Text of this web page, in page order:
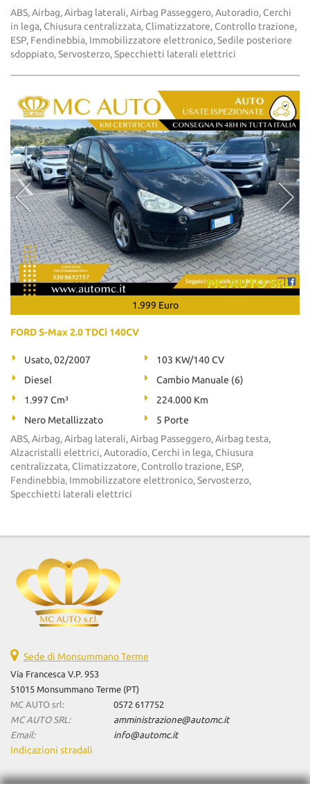
ABS, Airbag, Airbag laterali, Airbag Passeggero, Autoradio, Cerchi
in lega, Chiusura centralizzata, Climatizzatore, Controllo trazione,
ESP, Fendinebbia, Immobilizzatore elettronico, Sedile posteriore
sdoppiato, Servosterzo, Specchietti laterali elettrici
1.999 Euro
FORD S-Max 2.0 TDCi 140CV
Usato, 02/2007
103 KW/140 CV
Diesel
Cambio Manuale (6)
1.997 Cm³
224.000 Km
Nero Metallizzato
5 Porte
ABS, Airbag, Airbag laterali, Airbag Passeggero, Airbag testa,
Alzacristalli elettrici, Autoradio, Cerchi in lega, Chiusura
centralizzata, Climatizzatore, Controllo trazione, ESP,
Fendinebbia, Immobilizzatore elettronico, Servosterzo,
Specchietti laterali elettrici
Sede di Monsummano Terme
Via Francesca V.P. 953
51015 Monsummano Terme (PT)
MC AUTO srl:
0572 617752
MC AUTO SRL:
amministrazione@automc.it
Email:
info@automc.it
Indicazioni stradali